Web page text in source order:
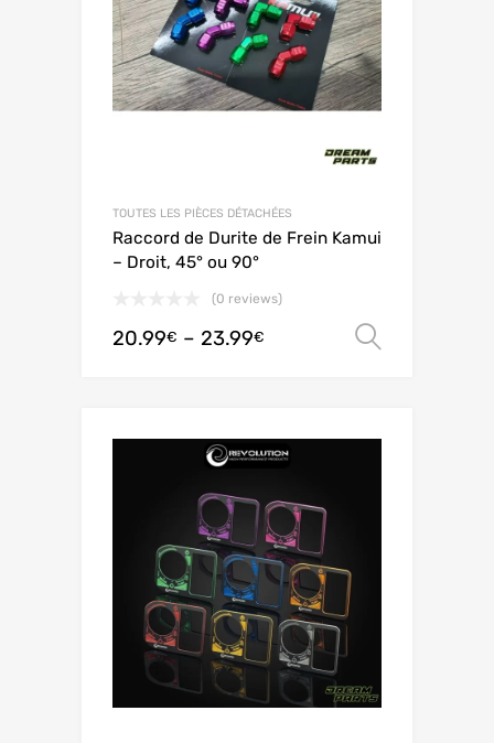
TOUTES LES PIÈCES DÉTACHÉES
Raccord de Durite de Frein Kamui
– Droit, 45° ou 90°
(0 reviews)
20.99€ – 23.99€